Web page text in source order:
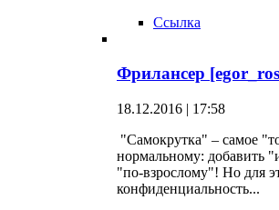
Ссылка
Фрилансер
18.12.2016 | 17:58
"Самокрутка" – самое
нормальному: добавить
"по-взрослому"! Но для
конфиденциальность...